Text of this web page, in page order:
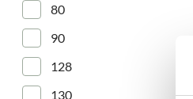
80
90
128
130